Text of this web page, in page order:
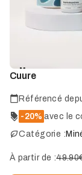
Marque
coup
cœur
Cuure
Référencé
-20% avec le
Catégorie :
À partir de :